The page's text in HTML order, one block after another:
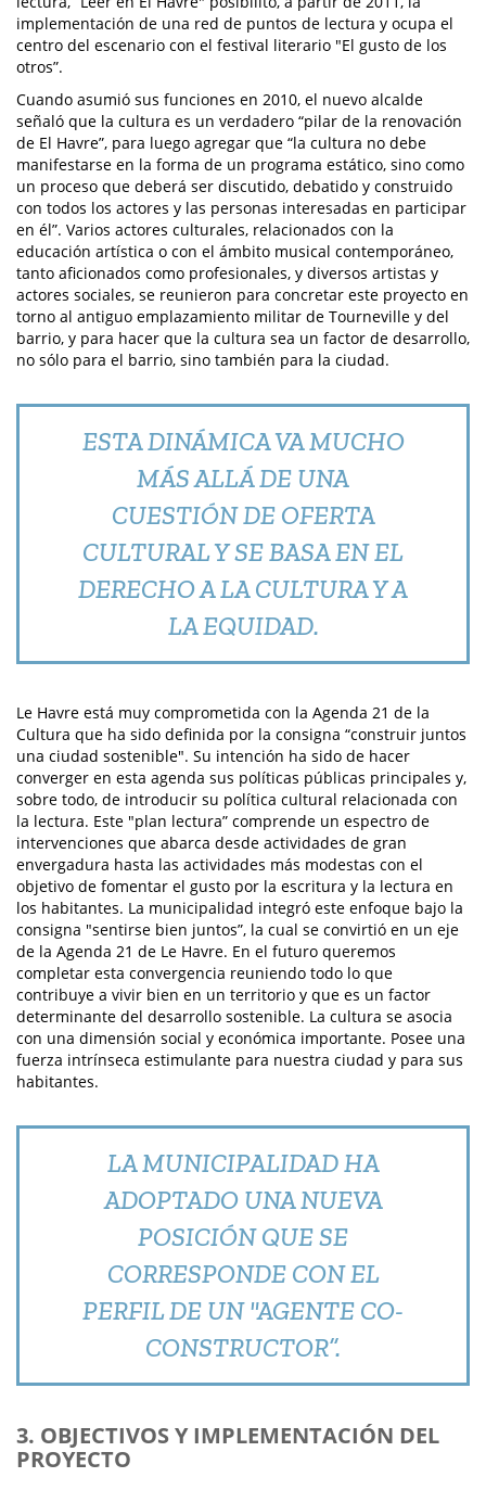
implementación de una red de puntos de lectura y ocupa el
centro del escenario con el festival literario "El gusto de los
otros”.
Cuando asumió sus funciones en 2010, el nuevo alcalde
señaló que la cultura es un verdadero “pilar de la renovación
de El Havre”, para luego agregar que “la cultura no debe
manifestarse en la forma de un programa estático, sino como
un proceso que deberá ser discutido, debatido y construido
con todos los actores y las personas interesadas en participar
en él”. Varios actores culturales, relacionados con la
educación artística o con el ámbito musical contemporáneo,
tanto aficionados como profesionales, y diversos artistas y
actores sociales, se reunieron para concretar este proyecto en
torno al antiguo emplazamiento militar de Tourneville y del
barrio, y para hacer que la cultura sea un factor de desarrollo,
no sólo para el barrio, sino también para la ciudad.
ESTA DINÁMICA VA MUCHO
MÁS ALLÁ DE UNA
CUESTIÓN DE OFERTA
CULTURAL Y SE BASA EN EL
DERECHO A LA CULTURA Y A
LA EQUIDAD.
Le Havre está muy comprometida con la Agenda 21 de la
Cultura que ha sido definida por la consigna “construir juntos
una ciudad sostenible". Su intención ha sido de hacer
converger en esta agenda sus políticas públicas principales y,
sobre todo, de introducir su política cultural relacionada con
la lectura. Este "plan lectura” comprende un espectro de
intervenciones que abarca desde actividades de gran
envergadura hasta las actividades más modestas con el
objetivo de fomentar el gusto por la escritura y la lectura en
los habitantes. La municipalidad integró este enfoque bajo la
consigna "sentirse bien juntos”, la cual se convirtió en un eje
de la Agenda 21 de Le Havre. En el futuro queremos
completar esta convergencia reuniendo todo lo que
contribuye a vivir bien en un territorio y que es un factor
determinante del desarrollo sostenible. La cultura se asocia
con una dimensión social y económica importante. Posee una
fuerza intrínseca estimulante para nuestra ciudad y para sus
habitantes.
LA MUNICIPALIDAD HA
ADOPTADO UNA NUEVA
POSICIÓN QUE SE
CORRESPONDE CON EL
PERFIL DE UN "AGENTE CO-
CONSTRUCTOR”.
3. OBJECTIVOS Y IMPLEMENTACIÓN DEL
PROYECTO